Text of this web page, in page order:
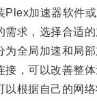
加速器软件或
求，选择合适的
全局加速和局部
可以改善整体
据自己的网络